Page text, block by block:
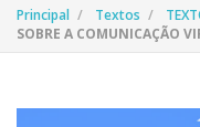
Principal Textos
SOBRE A COMUNICAÇÃO